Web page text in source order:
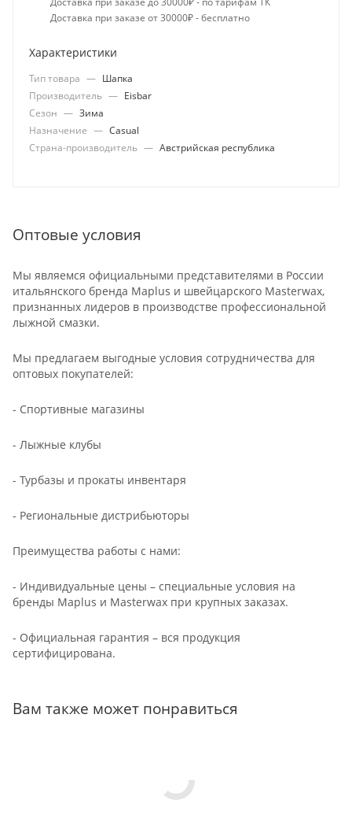
Доставка при заказе от 30000₽ - бесплатно
Характеристики
Тип товара — Шапка
Производитель — Eisbar
Сезон — Зима
Назначение — Casual
Страна-производитель — Австрийская республика
Оптовые условия
Мы являемся официальными представителями в России
итальянского бренда Maplus и швейцарского Masterwax,
признанных лидеров в производстве профессиональной
лыжной смазки.
Мы предлагаем выгодные условия сотрудничества для
оптовых покупателей:
- Спортивные магазины
- Лыжные клубы
- Турбазы и прокаты инвентаря
- Региональные дистрибьюторы
Преимущества работы с нами:
- Индивидуальные цены – специальные условия на
бренды Maplus и Masterwax при крупных заказах.
- Официальная гарантия – вся продукция
сертифицирована.
Вам также может понравиться